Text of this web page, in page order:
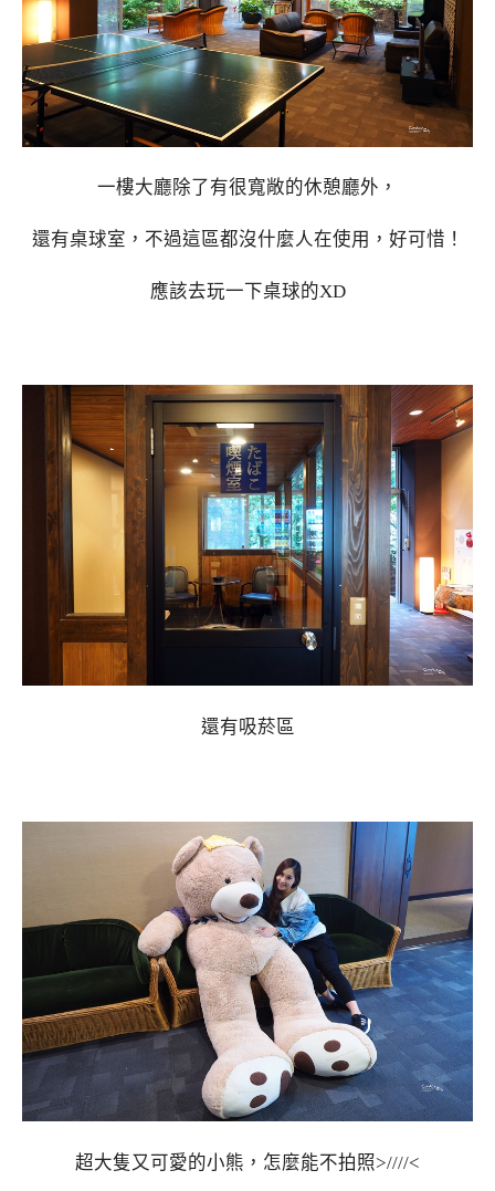
一樓大廳除了有很寬敞的休憩廳外，
還有桌球室，不過這區都沒什麼人在使用，好可惜！
應該去玩一下桌球的XD
還有吸菸區
超大隻又可愛的小熊，怎麼能不拍照>////<